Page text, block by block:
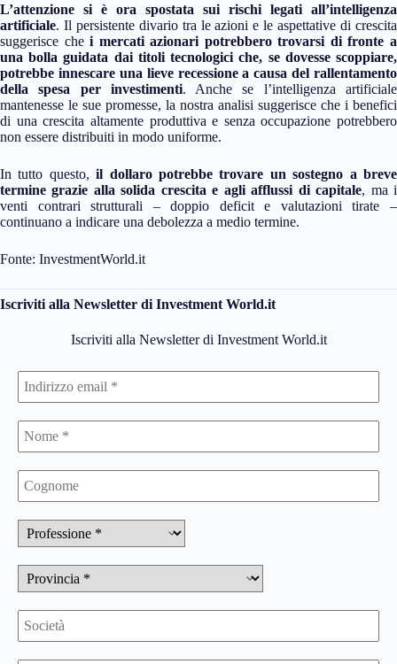
L’attenzione si è ora spostata sui rischi legati all’intelligenza
artificiale. Il persistente divario tra le azioni e le aspettative di crescita
suggerisce chei mercati azionari potrebbero trovarsi di fronte a
una bolla guidata dai titoli tecnologici che, se dovesse scoppiare,
potrebbe innescare una lieve recessione a causa del rallentamento
della spesa per investimenti. Anche se l’intelligenza artificiale
mantenesse le sue promesse, la nostra analisi suggerisce che i benefici
di una crescita altamente produttiva e senza occupazione potrebbero
non essere distribuiti in modo uniforme.
In tutto questo,il dollaro potrebbe trovare un sostegno a breve
termine grazie alla solida crescita e agli afflussi di capitale, ma i
venti contrari strutturali – doppio deficit e valutazioni tirate –
continuano a indicare una debolezza a medio termine.
Fonte: InvestmentWorld.it
Iscriviti alla Newsletter di Investment World.it
Iscriviti alla Newsletter di Investment World.it